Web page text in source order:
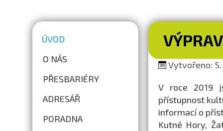
ÚVOD
O NÁS
PŘESBARIÉRY
ADRESÁŘ
PORADNA
Vytvořeno: 5.
V roce 2019
přístupnost
informací o
Kutné Hory,